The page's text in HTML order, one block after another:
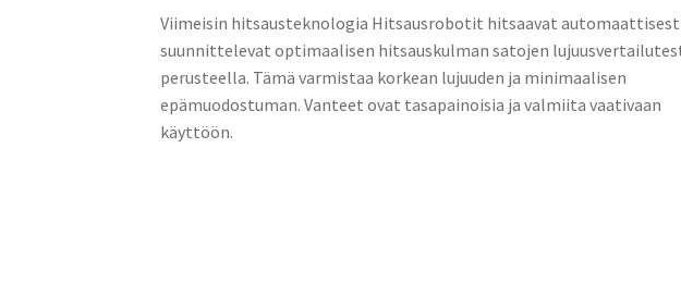
Viimeisin hitsausteknologia Hitsausrobotit hitsaavat
suunnittelevat optimaalisen hitsauskulman satojen
perusteella. Tämä varmistaa korkean lujuuden ja minimaalisen
epämuodostuman. Vanteet ovat tasapainoisia ja valmiita vaativaan
käyttöön.